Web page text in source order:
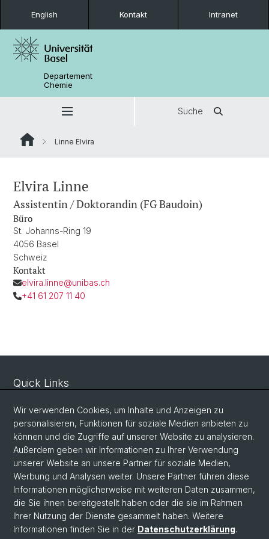
English Kontakt Intranet
Departement
Chemie
Suche
Linne Elvira
Elvira Linne
Assistentin / Doktorandin (FG Baudoin)
Büro
St. Johanns-Ring 19
4056 Basel
Schweiz
Kontakt
elvira.linne@unibas.ch
+41 61 207 11 40
Quick Links
Vorlesungsverzeichnis
Raumtool Universität Basel
Social Media
Instagram
Wir verwenden Cookies, um Inhalte und Anzeigen zu
personalisieren, Funktionen für soziale Medien anbieten zu
können und die Zugriffe auf unserer Website zu analysieren.
Außerdem geben wir Informationen zu Ihrer Verwendung
unserer Website an unsere Partner für soziale Medien,
Werbung und Analysen weiter. Unsere Partner führen diese
Informationen möglicherweise mit weiteren Daten zusammen,
die Sie ihnen bereitgestellt haben oder die sie im Rahmen
Ihrer Nutzung der Dienste gesammelt haben. Weitere
Informationen finden Sie in der Datenschutzerklärung.